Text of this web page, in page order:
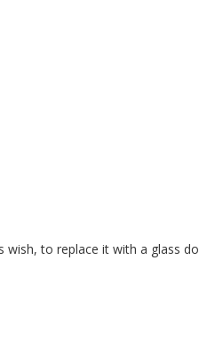
wish, to replace it with a glass